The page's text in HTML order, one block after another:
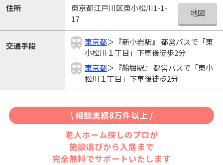
住所
東京都江戸川区東小松川1-1-
17
地図
交通手段 東京都＞『新小岩駅』 都営バスで「東
小松川１丁目」下車後徒歩2分
東京都＞『船堀駅』 都営バスで「東小
松川１丁目」下車後徒歩2分
\ 相談実績8万件以上 /
老人ホーム探しのプロが
施設選びから入居まで
完全無料でサポートいたします